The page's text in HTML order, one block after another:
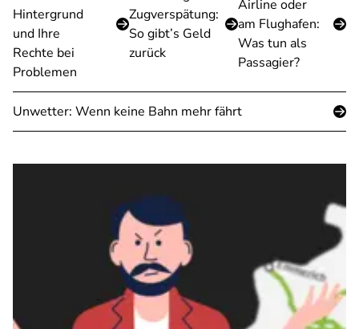
Hintergrund
und Ihre
Rechte bei
Problemen
Zugverspätung:
So gibt’s Geld
zurück
Airline oder
am Flughafen:
Was tun als
Passagier?
Unwetter: Wenn keine Bahn mehr fährt